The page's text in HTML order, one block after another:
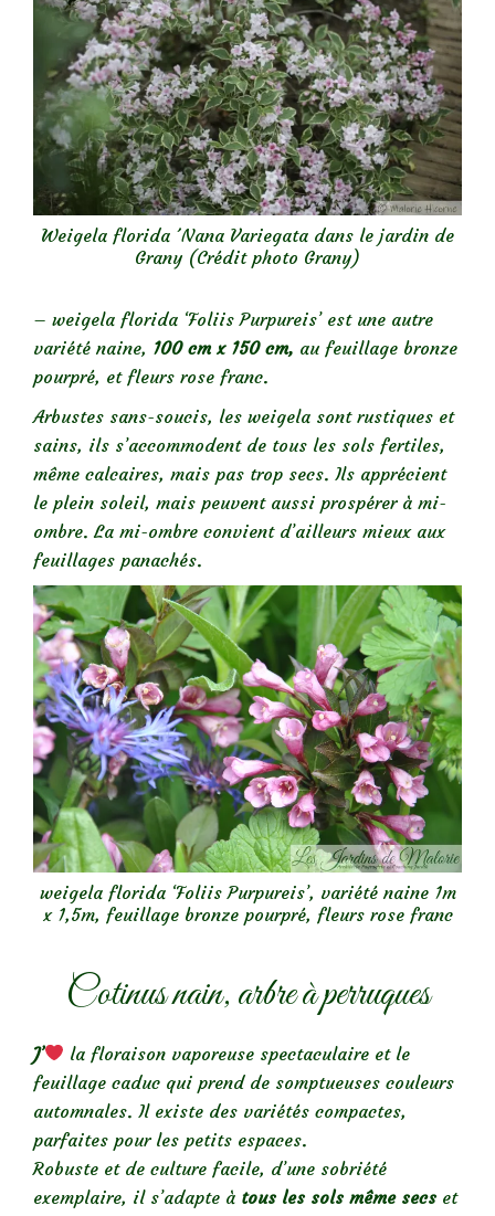
Weigela florida ´Nana Variegata dans le jardin de
Grany (Crédit photo Grany)
– weigela florida ‘Foliis Purpureis’ est une autre
variété naine, 100 cm x 150 cm, au feuillage bronze
pourpré, et fleurs rose franc.
Arbustes sans-soucis, les weigela sont rustiques et
sains, ils s’accommodent de tous les sols fertiles,
même calcaires, mais pas trop secs. Ils apprécient
le plein soleil, mais peuvent aussi prospérer à mi-
ombre. La mi-ombre convient d’ailleurs mieux aux
feuillages panachés.
weigela florida ‘Foliis Purpureis’, variété naine 1m
x 1,5m, feuillage bronze pourpré, fleurs rose franc
Cotinus nain, arbre à perruques
J’
la floraison vaporeuse spectaculaire et le
feuillage caduc qui prend de somptueuses couleurs
automnales. Il existe des variétés compactes,
parfaites pour les petits espaces.
Robuste et de culture facile, d’une sobriété
exemplaire, il s’adapte à tous les sols même secs et